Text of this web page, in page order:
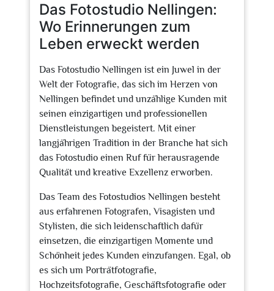
Das Fotostudio Nellingen:
Wo Erinnerungen zum
Leben erweckt werden
Das Fotostudio Nellingen ist ein Juwel in der
Welt der Fotografie, das sich im Herzen von
Nellingen befindet und unzählige Kunden mit
seinen einzigartigen und professionellen
Dienstleistungen begeistert. Mit einer
langjährigen Tradition in der Branche hat sich
das Fotostudio einen Ruf für herausragende
Qualität und kreative Exzellenz erworben.
Das Team des Fotostudios Nellingen besteht
aus erfahrenen Fotografen, Visagisten und
Stylisten, die sich leidenschaftlich dafür
einsetzen, die einzigartigen Momente und
Schönheit jedes Kunden einzufangen. Egal, ob
es sich um Porträtfotografie,
Hochzeitsfotografie, Geschäftsfotografie oder